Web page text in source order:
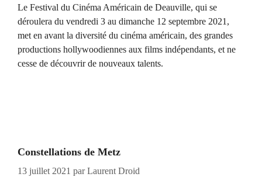
Le Festival du Cinéma Américain de Deauville, qui se
déroulera du vendredi 3 au dimanche 12 septembre 2021,
met en avant la diversité du cinéma américain, des grandes
productions hollywoodiennes aux films indépendants, et ne
cesse de découvrir de nouveaux talents.
Constellations de Metz
13 juillet 2021 parLaurent Droid